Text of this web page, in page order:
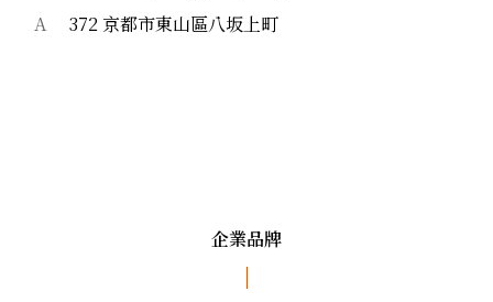
A
372 京都市東山區八坂上町
企業品牌